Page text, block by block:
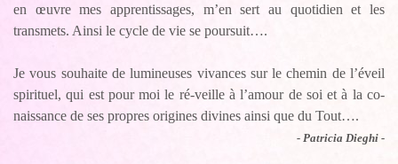
en œuvre mes apprentissages, m’en sert au quotidien et les
transmets. Ainsi le cycle de vie se poursuit….
Je vous souhaite de lumineuses vivances sur le chemin de l’éveil
spirituel, qui est pour moi le ré-veille à l’amour de soi et à la co-
naissance de ses propres origines divines ainsi que du Tout….
- Patricia Dieghi -